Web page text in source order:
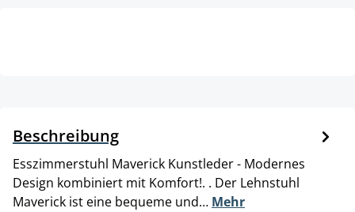
Beschreibung
Esszimmerstuhl Maverick Kunstleder - Modernes
Design kombiniert mit Komfort!. . Der Lehnstuhl
Maverick ist eine bequeme und… Mehr